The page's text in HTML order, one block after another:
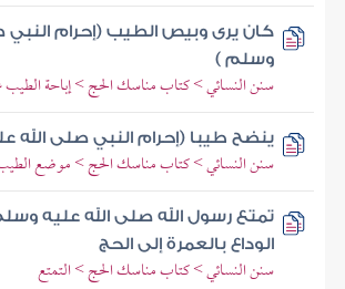
كان يرى وبيص الطيب (إحرام النبي
وسلم )
سنن النسائي > كتاب مناسك الحج > إباحة الطيب
ينضح طيبا (إحرام النبي صلى الله
سنن النسائي > كتاب مناسك الحج > موضع
تمتع رسول الله صلى الله عليه
الوداع بالعمرة إلى الحج
سنن النسائي > كتاب مناسك الحج > التمتع